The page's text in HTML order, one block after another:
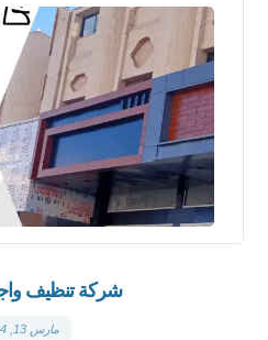
شركة تنظيف
مارس 13, 2024